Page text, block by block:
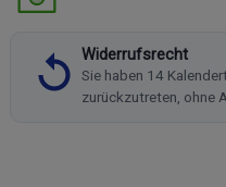
Widerrufsrecht
Sie haben 14
zurückzutreten, ohne